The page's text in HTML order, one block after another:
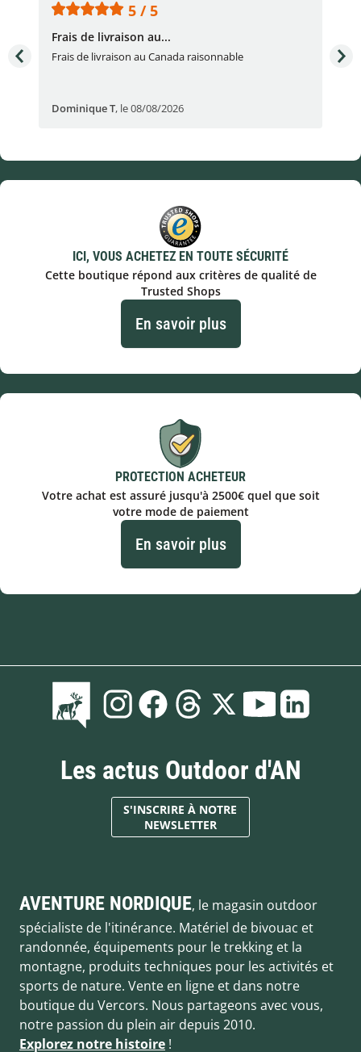
5 / 5
Frais de livraison au...
Frais de livraison au Canada raisonnable
Dominique T, le 08/08/2026
ICI, VOUS ACHETEZ EN TOUTE SÉCURITÉ
Cette boutique répond aux critères de qualité de
Trusted Shops
En savoir plus
PROTECTION ACHETEUR
Votre achat est assuré jusqu'à 2500€ quel que soit
votre mode de paiement
En savoir plus
Les actus Outdoor d'AN
S'INSCRIRE À NOTRE
NEWSLETTER
AVENTURE NORDIQUE, le magasin outdoor
spécialiste de l'itinérance. Matériel de bivouac et
randonnée, équipements pour le trekking et la
montagne, produits techniques pour les activités et
sports de nature. Vente en ligne et dans notre
boutique du Vercors. Nous partageons avec vous,
notre passion du plein air depuis 2010.
Explorez notre histoire !